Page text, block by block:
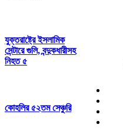
যুক্তরাষ্ট্রে ইসলামিক
সেন্টারে গুলি, বন্দুকধারীসহ
নিহত ৫
কোহলির ৫২তম সেঞ্চুরি